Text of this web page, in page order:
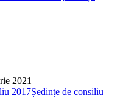
2021
2017Ședințe de consiliu